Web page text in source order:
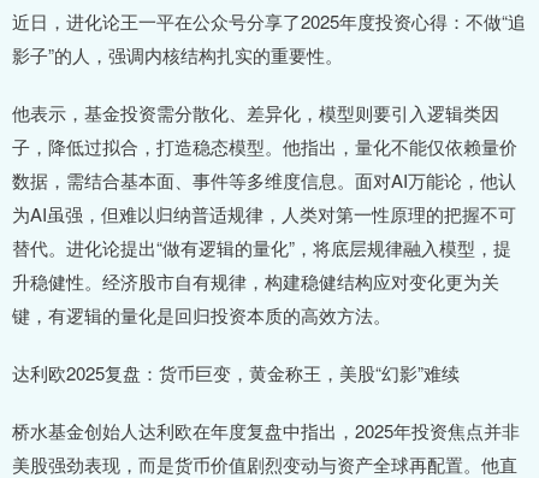
近日，进化论王一平在公众号分享了2025年度投资心得：不做“追
影子”的人，强调内核结构扎实的重要性。
他表示，基金投资需分散化、差异化，模型则要引入逻辑类因
子，降低过拟合，打造稳态模型。他指出，量化不能仅依赖量价
数据，需结合基本面、事件等多维度信息。面对AI万能论，他认
为AI虽强，但难以归纳普适规律，人类对第一性原理的把握不可
替代。进化论提出“做有逻辑的量化”，将底层规律融入模型，提
升稳健性。经济股市自有规律，构建稳健结构应对变化更为关
键，有逻辑的量化是回归投资本质的高效方法。
达利欧2025复盘：货币巨变，黄金称王，美股“幻影”难续
桥水基金创始人达利欧在年度复盘中指出，2025年投资焦点并非
美股强劲表现，而是货币价值剧烈变动与资产全球再配置。他直